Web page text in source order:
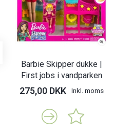
Barbie Skipper dukke |
First jobs i vandparken
275,00 DKK Inkl. moms